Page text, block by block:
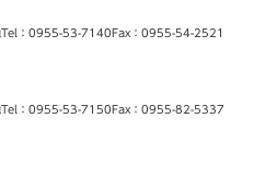
Tel：0955-53-7140 Fax：0955-54-2521
Tel：0955-53-7150 Fax：0955-82-5337